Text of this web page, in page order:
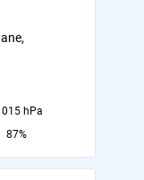
hPa
87%